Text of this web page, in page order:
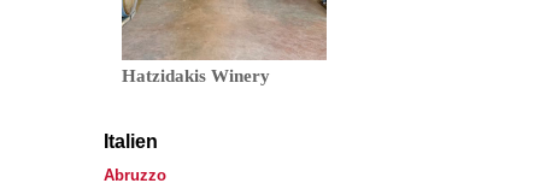
Hatzidakis Winery
Italien
Abruzzo